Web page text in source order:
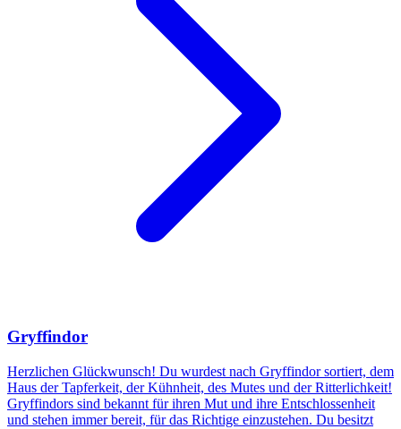
Gryffindor
Herzlichen Glückwunsch! Du wurdest nach Gryffindor sortiert, dem
Haus der Tapferkeit, der Kühnheit, des Mutes und der Ritterlichkeit!
Gryffindors sind bekannt für ihren Mut und ihre Entschlossenheit
und stehen immer bereit, für das Richtige einzustehen. Du besitzt